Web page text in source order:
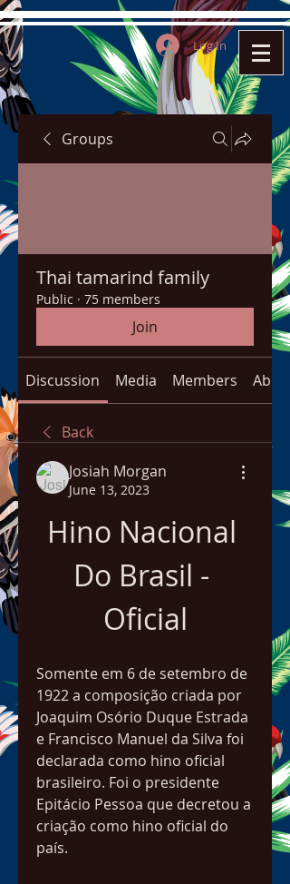
Log In
Groups
Thai tamarind family
Public · 75 members
Join
Discussion Media Members About
Back
Josiah Morgan
June 13, 2023
Hino Nacional
Do Brasil -
Oficial
Somente em 6 de setembro de
1922 a composição criada por
Joaquim Osório Duque Estrada
e Francisco Manuel da Silva foi
declarada como hino oficial
brasileiro. Foi o presidente
Epitácio Pessoa que decretou a
criação como hino oficial do
país.